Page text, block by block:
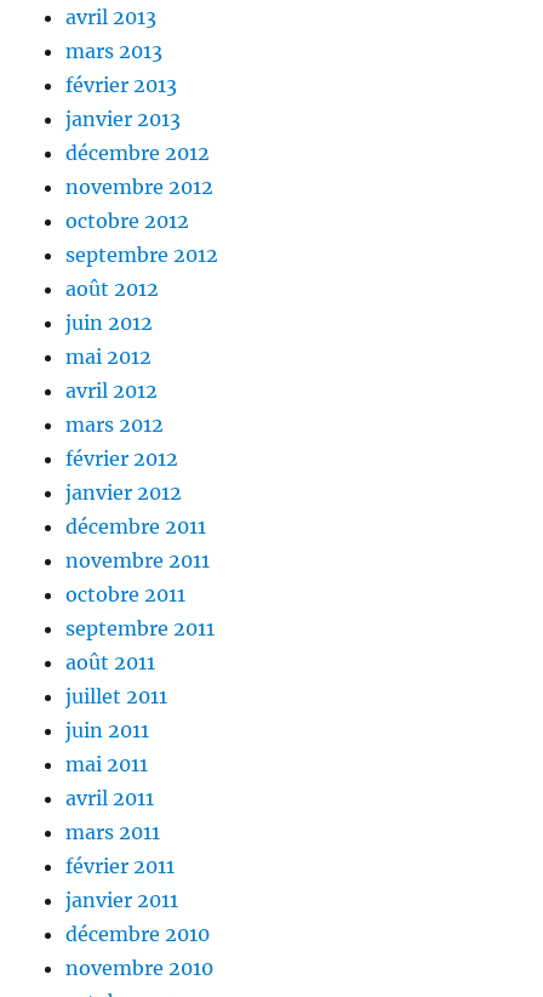
avril 2013
mars 2013
février 2013
janvier 2013
décembre 2012
novembre 2012
octobre 2012
septembre 2012
août 2012
juin 2012
mai 2012
avril 2012
mars 2012
février 2012
janvier 2012
décembre 2011
novembre 2011
octobre 2011
septembre 2011
août 2011
juillet 2011
juin 2011
mai 2011
avril 2011
mars 2011
février 2011
janvier 2011
décembre 2010
novembre 2010